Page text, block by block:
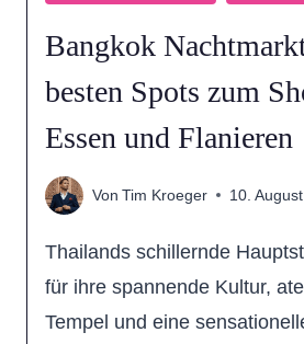
Bangkok
besten Spots zum
Essen und Flanieren
Von Tim Kroeger 10.
Thailands schillernde
für ihre spannende Kultur,
Tempel und eine